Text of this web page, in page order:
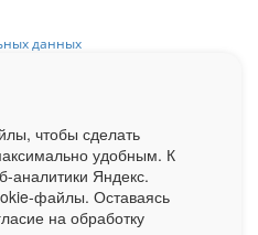
данных
с данного сайта гипер-ссылка
доступна на сайте
для рекламодателей по запросу
чтобы сделать
удобным. К
аналитики Яндекс.
файлы. Оставаясь
на обработку